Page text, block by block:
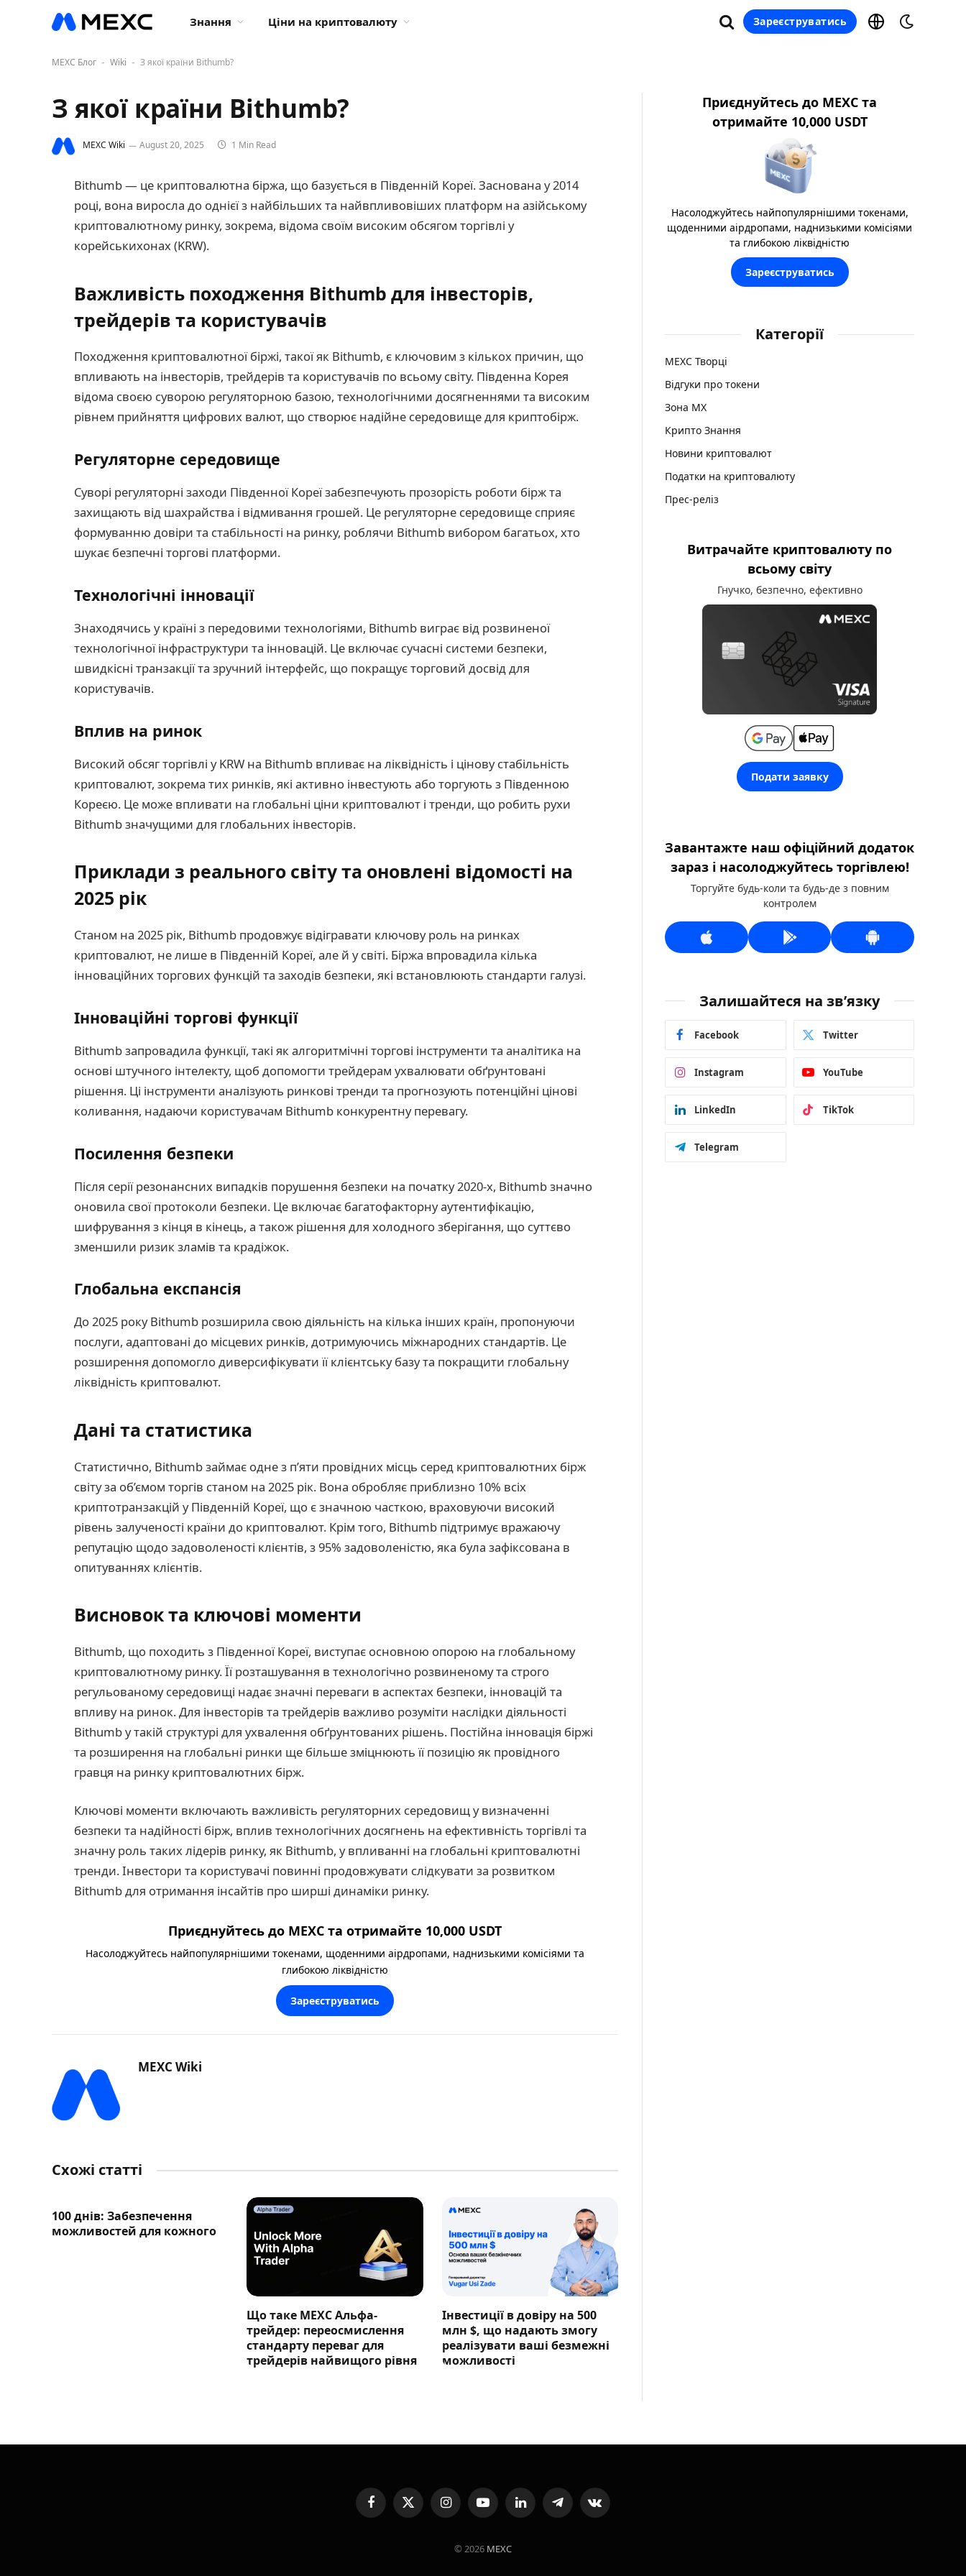
Знання Ціни на криптовалюту Зареєструватись
MEXC Блог - Wiki - З якої країни Bithumb?
З якої країни Bithumb?
MEXC Wiki August 20, 2025 1 Min Read
Bithumb — це криптовалютна біржа, що базується в Південній Кореї. Заснована у 2014
році, вона виросла до однієї з найбільших та найвпливовіших платформ на азійському
криптовалютному ринку, зокрема, відома своїм високим обсягом торгівлі у
корейськихонах (KRW).
Важливість походження Bithumb для інвесторів,
трейдерів та користувачів
Походження криптовалютної біржі, такої як Bithumb, є ключовим з кількох причин, що
впливають на інвесторів, трейдерів та користувачів по всьому світу. Південна Корея
відома своєю суворою регуляторною базою, технологічними досягненнями та високим
рівнем прийняття цифрових валют, що створює надійне середовище для криптобірж.
Регуляторне середовище
Суворі регуляторні заходи Південної Кореї забезпечують прозорість роботи бірж та
захищають від шахрайства і відмивання грошей. Це регуляторне середовище сприяє
формуванню довіри та стабільності на ринку, роблячи Bithumb вибором багатьох, хто
шукає безпечні торгові платформи.
Технологічні інновації
Знаходячись у країні з передовими технологіями, Bithumb виграє від розвиненої
технологічної інфраструктури та інновацій. Це включає сучасні системи безпеки,
швидкісні транзакції та зручний інтерфейс, що покращує торговий досвід для
користувачів.
Вплив на ринок
Високий обсяг торгівлі у KRW на Bithumb впливає на ліквідність і цінову стабільність
криптовалют, зокрема тих ринків, які активно інвестують або торгують з Південною
Кореєю. Це може впливати на глобальні ціни криптовалют і тренди, що робить рухи
Bithumb значущими для глобальних інвесторів.
Приклади з реального світу та оновлені відомості на
2025 рік
Станом на 2025 рік, Bithumb продовжує відігравати ключову роль на ринках
криптовалют, не лише в Південній Кореї, але й у світі. Біржа впровадила кілька
інноваційних торгових функцій та заходів безпеки, які встановлюють стандарти галузі.
Інноваційні торгові функції
Bithumb запровадила функції, такі як алгоритмічні торгові інструменти та аналітика на
основі штучного інтелекту, щоб допомогти трейдерам ухвалювати обґрунтовані
рішення. Ці інструменти аналізують ринкові тренди та прогнозують потенційні цінові
коливання, надаючи користувачам Bithumb конкурентну перевагу.
Посилення безпеки
Після серії резонансних випадків порушення безпеки на початку 2020-х, Bithumb значно
оновила свої протоколи безпеки. Це включає багатофакторну аутентифікацію,
шифрування з кінця в кінець, а також рішення для холодного зберігання, що суттєво
зменшили ризик зламів та крадіжок.
Глобальна експансія
До 2025 року Bithumb розширила свою діяльність на кілька інших країн, пропонуючи
послуги, адаптовані до місцевих ринків, дотримуючись міжнародних стандартів. Це
розширення допомогло диверсифікувати її клієнтську базу та покращити глобальну
ліквідність криптовалют.
Дані та статистика
Статистично, Bithumb займає одне з п’яти провідних місць серед криптовалютних бірж
світу за об’ємом торгів станом на 2025 рік. Вона обробляє приблизно 10% всіх
криптотранзакцій у Південній Кореї, що є значною часткою, враховуючи високий
рівень залученості країни до криптовалют. Крім того, Bithumb підтримує вражаючу
репутацію щодо задоволеності клієнтів, з 95% задоволеністю, яка була зафіксована в
опитуваннях клієнтів.
Висновок та ключові моменти
Bithumb, що походить з Південної Кореї, виступає основною опорою на глобальному
криптовалютному ринку. Її розташування в технологічно розвиненому та строго
регульованому середовищі надає значні переваги в аспектах безпеки, інновацій та
впливу на ринок. Для інвесторів та трейдерів важливо розуміти наслідки діяльності
Bithumb у такій структурі для ухвалення обґрунтованих рішень. Постійна інновація біржі
та розширення на глобальні ринки ще більше зміцнюють її позицію як провідного
гравця на ринку криптовалютних бірж.
Ключові моменти включають важливість регуляторних середовищ у визначенні
безпеки та надійності бірж, вплив технологічних досягнень на ефективність торгівлі та
значну роль таких лідерів ринку, як Bithumb, у впливанні на глобальні криптовалютні
тренди. Інвестори та користувачі повинні продовжувати слідкувати за розвитком
Bithumb для отримання інсайтів про ширші динаміки ринку.
Приєднуйтесь до MEXC та отримайте 10,000 USDT
Насолоджуйтесь найпопулярнішими токенами, щоденними аірдропами, наднизькими комісіями та
глибокою ліквідністю
Зареєструватись
MEXC Wiki
Схожі статті
100 днів: Забезпечення
можливостей для кожного
Що таке MEXC Альфа-
трейдер: переосмислення
стандарту переваг для
трейдерів найвищого рівня
Інвестиції в довіру на 500
млн $, що надають змогу
реалізувати ваші безмежні
можливості
Приєднуйтесь до MEXC та
отримайте 10,000 USDT
Насолоджуйтесь найпопулярнішими токенами,
щоденними аірдропами, наднизькими комісіями
та глибокою ліквідністю
Зареєструватись
Категорії
MEXC Творці
Відгуки про токени
Зона MX
Крипто Знання
Новини криптовалют
Податки на криптовалюту
Прес-реліз
Витрачайте криптовалюту по
всьому світу
Гнучко, безпечно, ефективно
Подати заявку
Завантажте наш офіційний додаток
зараз і насолоджуйтесь торгівлею!
Торгуйте будь-коли та будь-де з повним
контролем
Залишайтеся на зв’язку
Facebook Twitter
Instagram YouTube
LinkedIn TikTok
Telegram
FacebookX
(Twitter)
InstagramYouTubeLinkedInTelegramVKontakte
© 2026 MEXC